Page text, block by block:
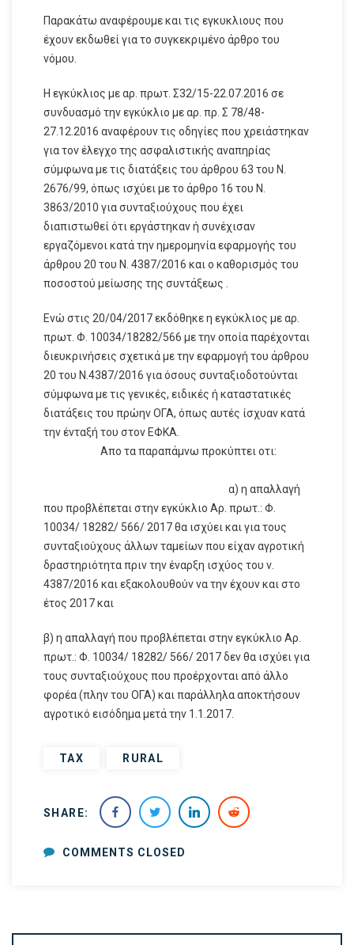
Παρακάτω αναφέρουμε και τις εγκυκλιους που
έχουν εκδωθεί για το συγκεκριμένο άρθρο του
νόμου.
Η εγκύκλιος με αρ. πρωτ. Σ32/15-22.07.2016 σε
συνδυασμό την εγκύκλιο με αρ. πρ. Σ 78/48-
27.12.2016 αναφέρουν τις οδηγίες που χρειάστηκαν
για τον έλεγχο της ασφαλιστικής αναπηρίας
σύμφωνα με τις διατάξεις του άρθρου 63 του Ν.
2676/99, όπως ισχύει με το άρθρο 16 του Ν.
3863/2010 για συνταξιούχους που έχει
διαπιστωθεί ότι εργάστηκαν ή συνέχισαν
εργαζόμενοι κατά την ημερομηνία εφαρμογής του
άρθρου 20 του Ν. 4387/2016 και ο καθορισμός του
ποσοστού μείωσης της συντάξεως .
Ενώ στις 20/04/2017 εκδόθηκε η εγκύκλιος με αρ.
πρωτ. Φ. 10034/18282/566 με την οποία παρέχονται
διευκρινήσεις σχετικά με την εφαρμογή του άρθρου
20 του Ν.4387/2016 για όσους συνταξιοδοτούνται
σύμφωνα με τις γενικές, ειδικές ή καταστατικές
διατάξεις του πρώην ΟΓΑ, όπως αυτές ίσχυαν κατά
την ένταξή του στον ΕΦΚΑ.
Απο τα παραπάμνω προκύπτει οτι:
α) η απαλλαγή
που προβλέπεται στην εγκύκλιο Αρ. πρωτ.: Φ.
10034/ 18282/ 566/ 2017 θα ισχύει και για τους
συνταξιούχους άλλων ταμείων που είχαν αγροτική
δραστηριότητα πριν την έναρξη ισχύος του ν.
4387/2016 και εξακολουθούν να την έχουν και στο
έτος 2017 και
β) η απαλλαγή που προβλέπεται στην εγκύκλιο Αρ.
πρωτ.: Φ. 10034/ 18282/ 566/ 2017 δεν θα ισχύει για
τους συνταξιούχους που προέρχονται από άλλο
φορέα (πλην του ΟΓΑ) και παράλληλα αποκτήσουν
αγροτικό εισόδημα μετά την 1.1.2017.
TAX RURAL
SHARE:
COMMENTS CLOSED